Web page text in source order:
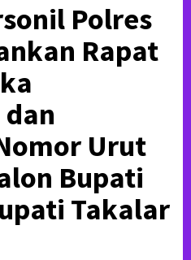
Polres
Rapat
Urut
Bupati
Takalar